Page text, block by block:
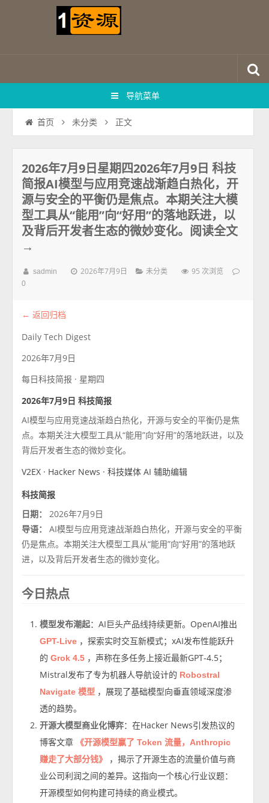
导航菜单
首页 未分类 正文
2026年7月9日星期四2026年7月9日 科技
简报AI模型与应用竞速战渐趋白热化，开
源与安全的平衡仍是焦点。本期关注大模
型工具从“能用”向“好用”的落地跃进，以
及背后开发者生态的微妙变化。阅读全文
→
sadmin 2026年7月9日 未分类 95 次浏览
0
← 返回归档
Daily Tech Digest
2026年7月9日
每日科技简报 · 星期四
2026年7月9日 科技简报
AI模型与应用竞速战渐趋白热化，开源与安全的平衡仍是焦
点。本期关注大模型工具从“能用”向“好用”的落地跃进，以及
背后开发者生态的微妙变化。
V2EX · Hacker News · 科技媒体 AI 辅助编辑
科技简报
日期：
2026年7月9日
导语：
AI模型与应用竞速战渐趋白热化，开源与安全的平衡
仍是焦点。本期关注大模型工具从“能用”向“好用”的落地跃
进，以及背后开发者生态的微妙变化。
今日热点
模型发布潮起：AI巨头产品线持续更新。OpenAI推出
GPT-Live ，探索实时交互新模式；xAI发布性能跃升
的Grok 4.5 ，声称在多任务上接近最新GPT-4.5；
Mistral发布了专为机器人导航设计的 Robostral
Navigate 模型 ，展现了基础模型向垂直领域深度渗
透的趋势。
开源大模型商业化博弈：在Hacker News引发热议的
博客文章
《开源模型赢了 Token 流量，Anthropic
赚走了大部分钱》
，揭示了开源生态的流量价值与商
业公司利润之间的差异。这指向一个核心行业议题：
开源模型如何构建可持续的商业模式。